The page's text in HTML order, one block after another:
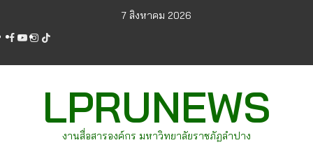
content
7 สิงหาคม 2026
facebook
youtube
instagram
tiktok
LPRUNEWS
งานสื่อสารองค์กร มหาวิทยาลัยราชภัฏลำปาง